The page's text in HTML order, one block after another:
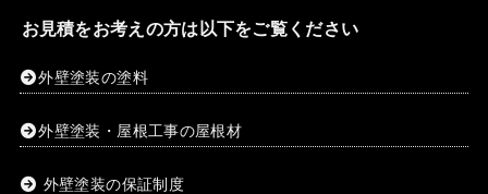
お見積をお考えの方は以下をご覧ください
外壁塗装の塗料
外壁塗装・屋根工事の屋根材
外壁塗装の保証制度